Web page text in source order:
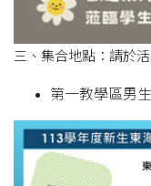
三、集合地點：請於
第一教學區男生